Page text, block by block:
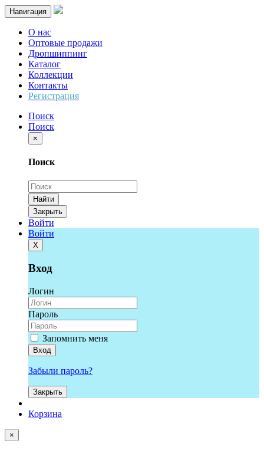
Навигация
О нас
Оптовые продажи
Дропшиппинг
Каталог
Коллекции
Контакты
Регистрация
Поиск
Поиск
×
Поиск
Найти
Закрыть
Войти
Войти
Х
Вход
Логин
Пароль
Запомнить меня
Вход
Забыли пароль?
Закрыть
Корзина
×